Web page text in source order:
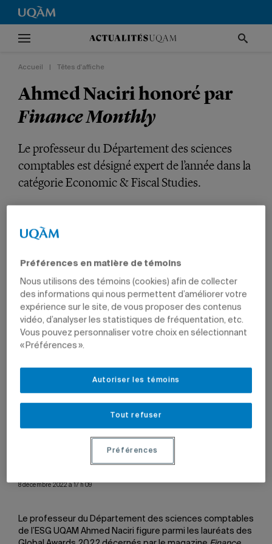
Accueil Têtes d'affiche
Ahmed Naciri honoré par
Finance Monthly
Le professeur du Département des sciences
comptables est désigné expert de l’année dans la
catégorie Economic & Fiscal Studies.
GESTION
Le professeur du Département des sciences comptables
Photo: Émilie Tournevache
8 décembre 2022 à 17 h 09
Le professeur du Département des sciences comptables
de l’ESG UQAM Ahmed Naciri figure parmi les lauréats des
Préférences en matière de témoins
Nous utilisons des témoins (cookies) afin de collecter
des informations qui nous permettent d’améliorer votre
expérience sur le site, de vous proposer des contenus
vidéo, d’analyser les statistiques de fréquentation, etc.
Vous pouvez personnaliser votre choix en sélectionnant
« Préférences ».
Tout refuser
Autoriser les témoins
Préférences